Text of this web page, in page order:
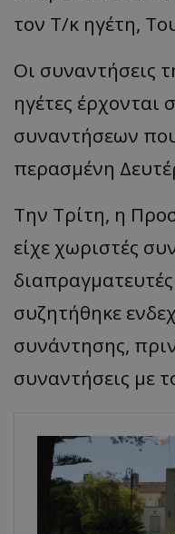
τον Τ/κ ηγέτη,
Οι συναντήσεις
ηγέτες
συναντήσεων
περασμένη
Την Τρίτη, η
είχε χωριστές
συζητήθηκε
συνάντησης,
συναντήσεις με